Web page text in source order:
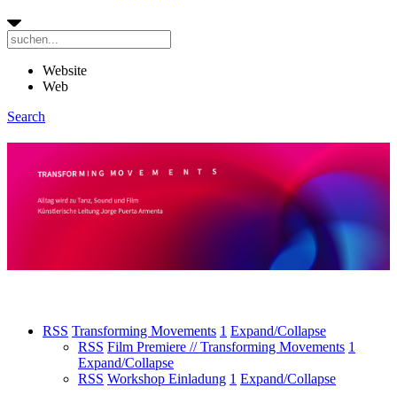
Website
Web
Search
RSS Transforming Movements 1 Expand/Collapse
RSS Film Premiere // Transforming Movements 1
Expand/Collapse
RSS Workshop Einladung 1 Expand/Collapse